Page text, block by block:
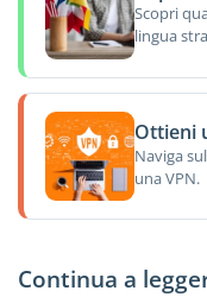
Scopri
lingua
Ottieni
Naviga
una VPN.
Continua a